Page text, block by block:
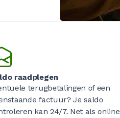
raadplegen
terugbetalingen of een
factuur? Je saldo
kan 24/7. Net als online